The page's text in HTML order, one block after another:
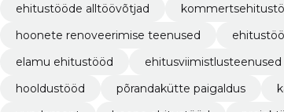
ehitustööde alltöövõtjad
hoonete renoveerimise teenused
elamu ehitustööd
ehitusviimistlusteenused
hooldustööd
põrandakütte paigaldus